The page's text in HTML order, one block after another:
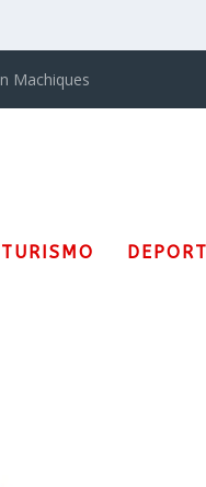
Machiques
TURISMO